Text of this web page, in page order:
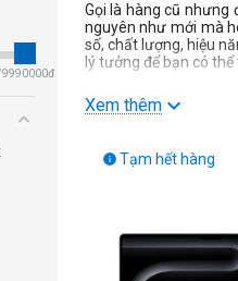
đ
Gọi là hàng cũ nhưng
nguyên như mới mà
số, chất lượng, hiệu
lý tưởng để bạn có
Mua hàng cũ ở
nhiều người lựa
cùng chế độ bảo
Xem thêm
Tạm hết hàng
